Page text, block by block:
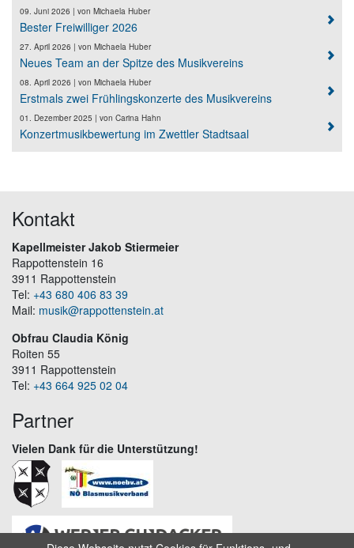
09. Juni 2026 | von Michaela Huber
Bester Freiwilliger 2026
27. April 2026 | von Michaela Huber
Neues Team an der Spitze des Musikvereins
08. April 2026 | von Michaela Huber
Erstmals zwei Frühlingskonzerte des Musikvereins
01. Dezember 2025 | von Carina Hahn
Konzertmusikbewertung im Zwettler Stadtsaal
Kontakt
Kapellmeister Jakob Stiermeier
Rappottenstein 16
3911 Rappottenstein
Tel: +43 680 406 83 39
Mail: musik@rappottenstein.at
Obfrau Claudia König
Roiten 55
3911 Rappottenstein
Tel: +43 664 925 02 04
Partner
Vielen Dank für die Unterstützung!